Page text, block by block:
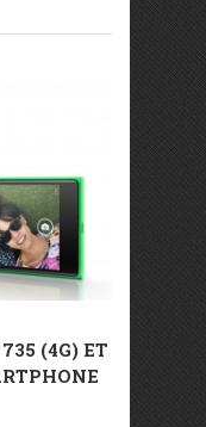
(4G) ET